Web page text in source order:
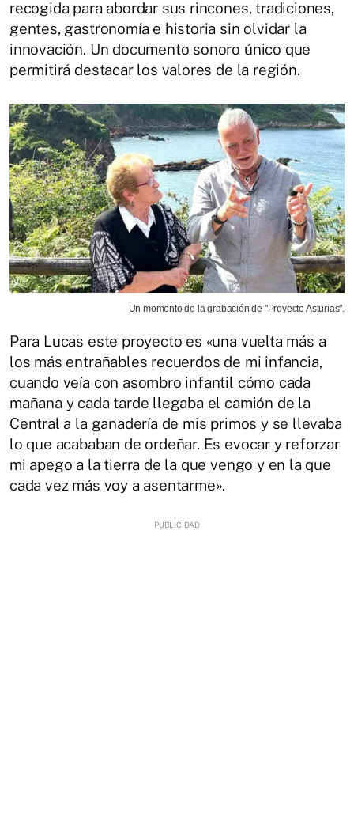
recogida para abordar sus rincones, tradiciones,
gentes, gastronomía e historia sin olvidar la
innovación. Un documento sonoro único que
permitirá destacar los valores de la región.
Un momento de la grabación de "Proyecto Asturias".
Para Lucas este proyecto es «una vuelta más a
los más entrañables recuerdos de mi infancia,
cuando veía con asombro infantil cómo cada
mañana y cada tarde llegaba el camión de la
Central a la ganadería de mis primos y se llevaba
lo que acababan de ordeñar. Es evocar y reforzar
mi apego a la tierra de la que vengo y en la que
cada vez más voy a asentarme».